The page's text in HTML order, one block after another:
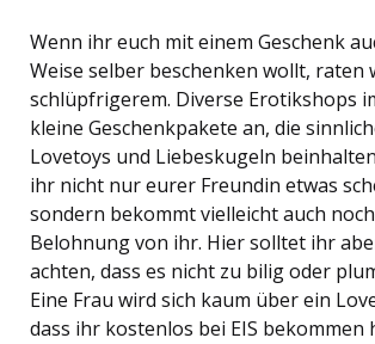
Wenn ihr euch mit einem Geschenk
Weise selber beschenken wollt, raten
schlüpfrigerem. Diverse Erotikshops
kleine Geschenkpakete an, die
Lovetoys und Liebeskugeln
ihr nicht nur eurer Freundin etwas
sondern bekommt vielleicht auch
Belohnung von ihr. Hier solltet ihr
achten, dass es nicht zu bilig oder
Eine Frau wird sich kaum über ein
dass ihr kostenlos bei EIS bekommen